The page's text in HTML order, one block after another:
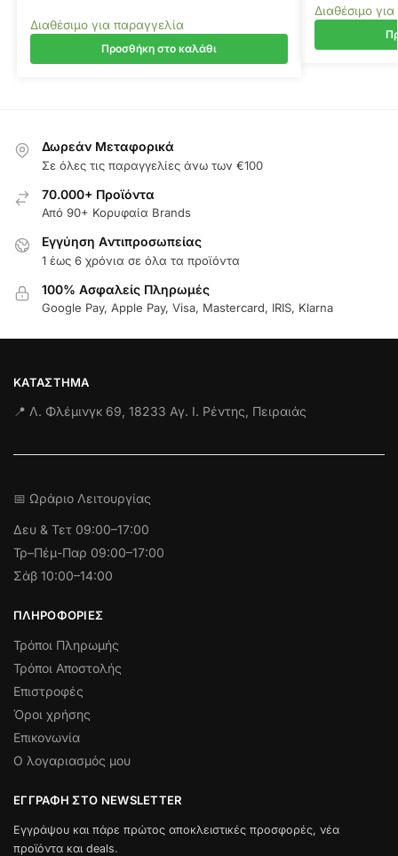
Διαθέσιμο για παραγγελία
Προσθήκη στο καλάθι
Διαθέσιμο
Δωρεάν Μεταφορικά
Σε όλες τις παραγγελίες άνω των €100
70.000+ Προϊόντα
Από 90+ Κορυφαία Brands
Εγγύηση Aντιπροσωπείας
1 έως 6 χρόνια σε όλα τα προϊόντα
100% Ασφαλείς Πληρωμές
Google Pay, Apple Pay, Visa, Mastercard, IRIS, Klarna
ΚΑΤΆΣΤΗΜΑ
📍 Λ. Φλέμινγκ 69, 18233 Αγ. Ι. Ρέντης, Πειραιάς
📅 Ωράριο Λειτουργίας
Δευ & Τετ 09:00–17:00
Τρ–Πέμ-Παρ 09:00–17:00
Σάβ 10:00–14:00
ΠΛΗΡΟΦΟΡΊΕΣ
Τρόποι Πληρωμής
Τρόποι Αποστολής
Επιστροφές
Όροι χρήσης
Επικονωνία
Ο λογαριασμός μου
ΕΓΓΡΑΦΉ ΣΤΟ NEWSLETTER
Εγγράψου και πάρε πρώτος αποκλειστικές προσφορές, νέα
προϊόντα και deals.